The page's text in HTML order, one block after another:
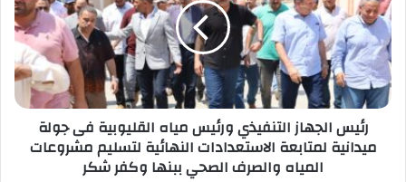
ورئيس
مياه
القليوبية
فى
جولة
ميدانية
لمتابعة
الاستعدادات
رئيس الجهاز التنفيذي ورئيس مياه القليوبية فى جولة
ميدانية لمتابعة الاستعدادات النهائية لتسليم مشروعات
المياه والصرف الصحي ببنها وكفر شكر